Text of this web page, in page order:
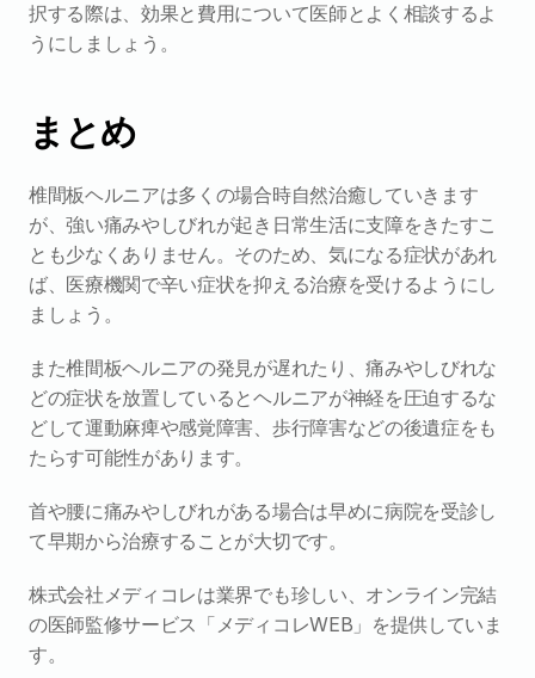
択する際は、効果と費用について医師とよく相談するよ
うにしましょう。
まとめ
椎間板ヘルニアは多くの場合時自然治癒していきます
が、強い痛みやしびれが起き日常生活に支障をきたすこ
とも少なくありません。そのため、気になる症状があれ
ば、医療機関で辛い症状を抑える治療を受けるようにし
ましょう。
また椎間板ヘルニアの発見が遅れたり、痛みやしびれな
どの症状を放置しているとヘルニアが神経を圧迫するな
どして運動麻痺や感覚障害、歩行障害などの後遺症をも
たらす可能性があります。
首や腰に痛みやしびれがある場合は早めに病院を受診し
て早期から治療することが大切です。
株式会社メディコレは業界でも珍しい、オンライン完結
の医師監修サービス「メディコレWEB」を提供していま
す。